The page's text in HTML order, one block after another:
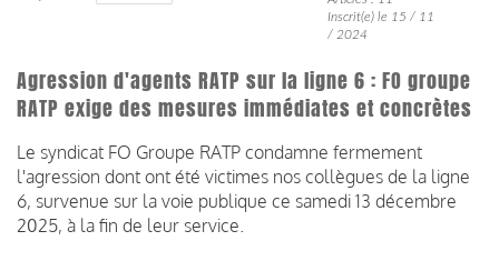
Inscrit(e) le 15 / 11
/ 2024
Agression d'agents RATP sur la ligne 6 : FO groupe
RATP exige des mesures immédiates et concrètes
Le syndicat FO Groupe RATP condamne fermement
l'agression dont ont été victimes nos collègues de la ligne
6, survenue sur la voie publique ce samedi 13 décembre
2025, à la fin de leur service.